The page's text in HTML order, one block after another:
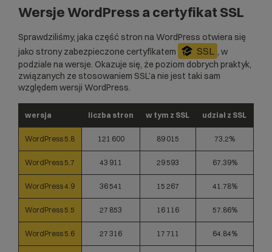
Wersje WordPress a certyfikat SSL
Sprawdziliśmy, jaka część stron na WordPress otwiera się
jako strony zabezpieczone certyfikatem
SSL , w
podziale na wersje. Okazuje się, że poziom dobrych praktyk,
związanych ze stosowaniem SSL’a nie jest taki sam
względem wersji WordPress.
wersja liczba stron w tym z SSL udział z SSL
WordPress 5.8 121 600 89 015 73.2%
WordPress 5.7 43 911 29 593 67.39%
WordPress 4.9 36 541 15 267 41.78%
WordPress 5.5 27 853 16 116 57.86%
WordPress 5.6 27 316 17 711 64.84%